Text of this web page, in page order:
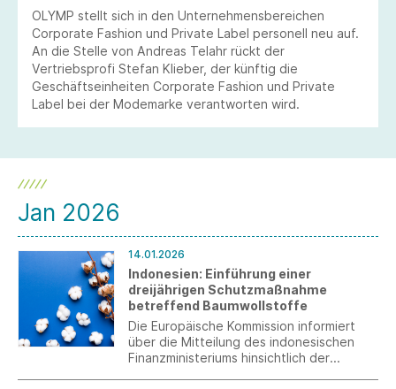
OLYMP stellt sich in den Unternehmensbereichen
Corporate Fashion und Private Label personell neu auf.
An die Stelle von Andreas Telahr rückt der
Vertriebsprofi Stefan Klieber, der künftig die
Geschäftseinheiten Corporate Fashion und Private
Label bei der Modemarke verantworten wird.
Jan 2026
14.01.2026
Indonesien: Einführung einer
dreijährigen Schutzmaßnahme
betreffend Baumwollstoffe
Die Europäische Kommission informiert
über die Mitteilung des indonesischen
Finanzministeriums hinsichtlich der